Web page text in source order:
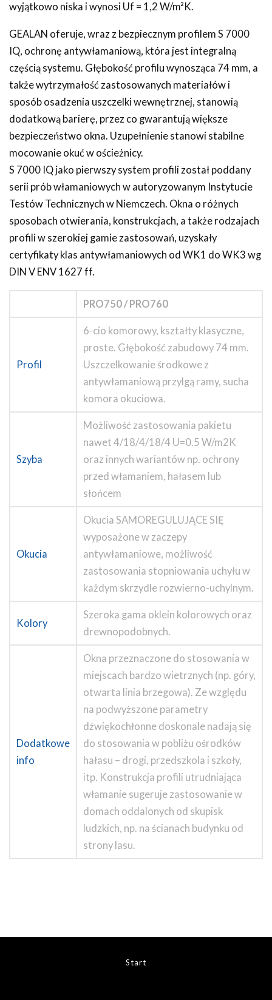
wyjątkowo niska i wynosi Uf = 1,2 W/m²K.
GEALAN oferuje, wraz z bezpiecznym profilem S 7000
IQ, ochronę antywłamaniową, która jest integralną
częścią systemu. Głębokość profilu wynosząca 74 mm, a
także wytrzymałość zastosowanych materiałów i
sposób osadzenia uszczelki wewnętrznej, stanowią
dodatkową barierę, przez co gwarantują większe
bezpieczeństwo okna. Uzupełnienie stanowi stabilne
mocowanie okuć w ościeżnicy.
S 7000 IQ jako pierwszy system profili został poddany
serii prób włamaniowych w autoryzowanym Instytucie
Testów Technicznych w Niemczech. Okna o różnych
sposobach otwierania, konstrukcjach, a także rodzajach
profili w szerokiej gamie zastosowań, uzyskały
certyfikaty klas antywłamaniowych od WK1 do WK3 wg
DIN V ENV 1627 ff.
PRO750 / PRO760
Profil
6-cio komorowy, kształty klasyczne,
proste. Głębokość zabudowy 74 mm.
Uszczelkowanie środkowe z
antywłamaniową przylgą ramy, sucha
komora okuciowa.
Szyba
Możliwość zastosowania pakietu
nawet 4/18/4/18/4 U=0.5 W/m2K
oraz innych wariantów np. ochrony
przed włamaniem, hałasem lub
słońcem
Okucia
Okucia SAMOREGULUJĄCE SIĘ
wyposażone w zaczepy
antywłamaniowe, możliwość
zastosowania stopniowania uchyłu w
każdym skrzydle rozwierno-uchylnym.
Kolory
Szeroka gama oklein kolorowych oraz
drewnopodobnych.
Dodatkowe
info
Okna przeznaczone do stosowania w
miejscach bardzo wietrznych (np. góry,
otwarta linia brzegowa). Ze względu
na podwyższone parametry
dźwiękochłonne doskonale nadają się
do stosowania w pobliżu ośrodków
hałasu – drogi, przedszkola i szkoły,
itp. Konstrukcja profili utrudniająca
włamanie sugeruje zastosowanie w
domach oddalonych od skupisk
ludzkich, np. na ścianach budynku od
strony lasu.
Start